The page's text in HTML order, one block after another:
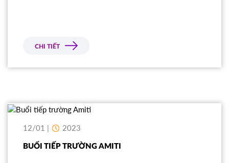
CHI TIẾT
12/01 | 2023
BUỔI TIẾP TRƯỜNG AMITI